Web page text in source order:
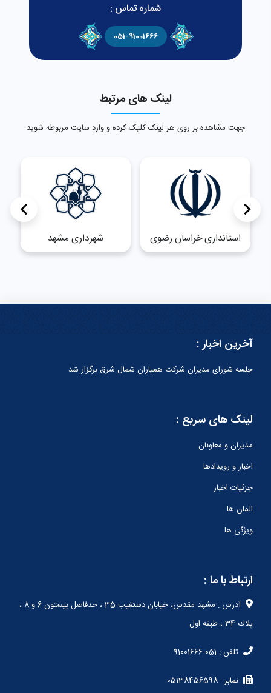
شماره تماس :
051-91001666
لینک های مرتبط
جهت مشاهده بر روی هر لینک کلیک کرده و وارد سایت مربوطه شوید
استانداری خراسان رضوی شهرداری مشهد
<
>
آخرین اخبار :
جلسه شورای مدیران شرکت همیاران شمال شرق برگزار شد
لینک های سریع :
مدیران و معاونان
اخبار و رویدادها
جزئیات اخبار
المان ها
ویژگی ها
ارتباط با ما :
آدرس : مشهد مقدس، خيابان دستغيب 35 ، حدفاصل بيستون 6 و 8 ،
پلاك 34 ، طبقه اول
تلفن : 051-91001666
نمابر : 05138456598